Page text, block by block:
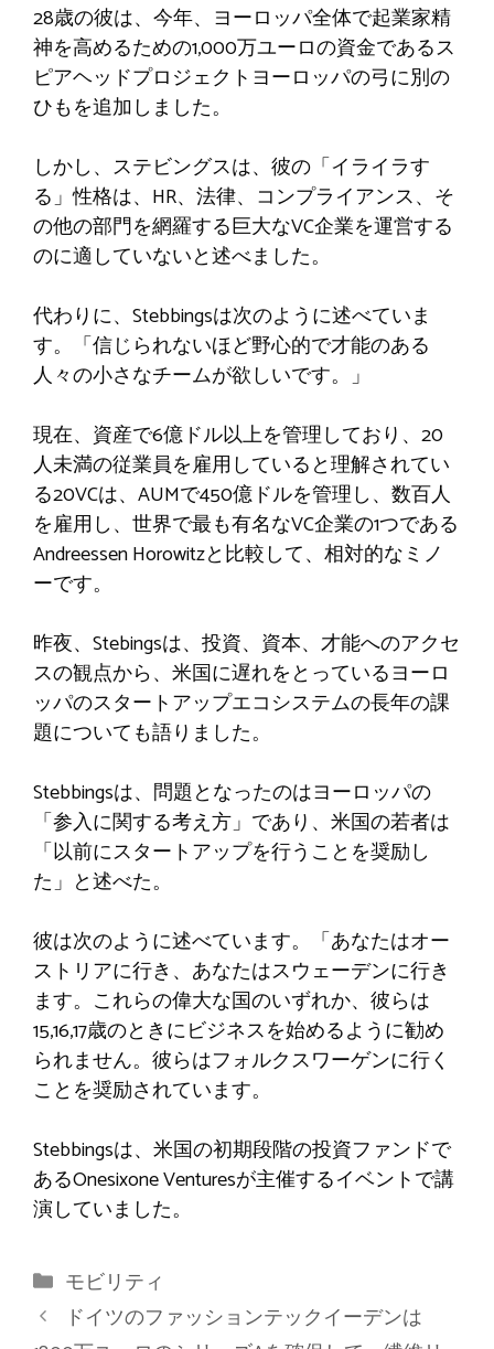
28歳の彼は、今年、ヨーロッパ全体で起業家精
神を高めるための1,000万ユーロの資金であるス
ピアヘッドプロジェクトヨーロッパの弓に別の
ひもを追加しました。
しかし、ステビングスは、彼の「イライラす
る」性格は、HR、法律、コンプライアンス、そ
の他の部門を網羅する巨大なVC企業を運営する
のに適していないと述べました。
代わりに、Stebbingsは次のように述べていま
す。「信じられないほど野心的で才能のある
人々の小さなチームが欲しいです。」
現在、資産で6億ドル以上を管理しており、20
人未満の従業員を雇用していると理解されてい
る20VCは、AUMで450億ドルを管理し、数百人
を雇用し、世界で最も有名なVC企業の1つである
Andreessen Horowitzと比較して、相対的なミノ
ーです。
昨夜、Stebingsは、投資、資本、才能へのアクセ
スの観点から、米国に遅れをとっているヨーロ
ッパのスタートアップエコシステムの長年の課
題についても語りました。
Stebbingsは、問題となったのはヨーロッパの
「参入に関する考え方」であり、米国の若者は
「以前にスタートアップを行うことを奨励し
た」と述べた。
彼は次のように述べています。「あなたはオー
ストリアに行き、あなたはスウェーデンに行き
ます。これらの偉大な国のいずれか、彼らは
15,16,17歳のときにビジネスを始めるように勧め
られません。彼らはフォルクスワーゲンに行く
ことを奨励されています。
Stebbingsは、米国の初期段階の投資ファンドで
あるOnesixone Venturesが主催するイベントで講
演していました。
カ
テ
ゴ
モビリティ
ドイツのファッションテックイーデンは